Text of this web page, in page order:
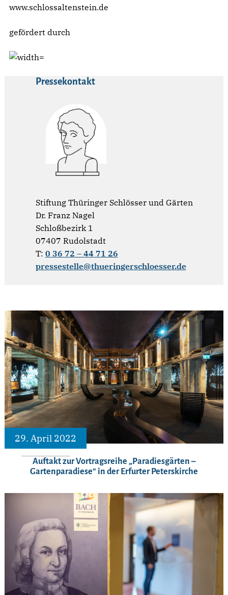
www.schlossaltenstein.de
gefördert durch
Pressekontakt
Stiftung Thüringer Schlösser und Gärten
Dr. Franz Nagel
Schloßbezirk 1
07407 Rudolstadt
T: 0 36 72 – 44 71 26
pressestelle@thueringerschloesser.de
29. April 2022
Auftakt zur Vortragsreihe „Paradiesgärten –
Gartenparadiese“ in der Erfurter Peterskirche